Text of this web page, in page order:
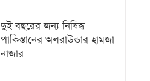
দুই বছরের জন্য নিষিদ্ধ
পাকিস্তানের অলরাউন্ডার হামজা
নাজার